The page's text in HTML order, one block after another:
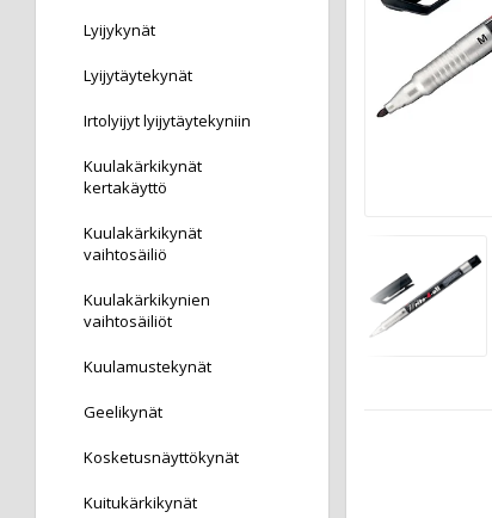
Lyijykynät
Lyijytäytekynät
Irtolyijyt lyijytäytekyniin
Kuulakärkikynät
kertakäyttö
Kuulakärkikynät
vaihtosäiliö
Kuulakärkikynien
vaihtosäiliöt
Kuulamustekynät
Geelikynät
Kosketusnäyttökynät
Kuitukärkikynät